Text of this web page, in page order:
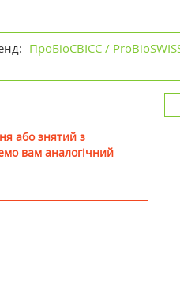
ПроБіоСВІСС /
або знятий з
вам аналогічний